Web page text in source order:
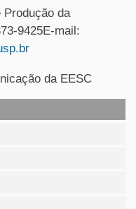
Produção da
9425E-mail:
da EESC